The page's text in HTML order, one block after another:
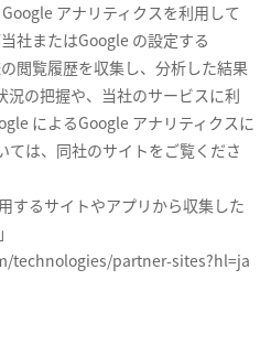
アナリティクスを利用して
社またはGoogle の設定する
閲覧履歴を収集し、分析した結果
況の把握や、当社のサービスに利
によるGoogle アナリティクスに
ては、同社のサイトをご覧くださ
するサイトやアプリから収集した
technologies/partner-sites?hl=ja